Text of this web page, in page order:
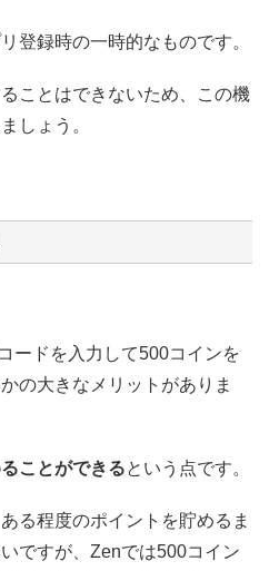
登録時の一時的なものです。
ことはできないため、この機
しょう。
ードを入力して500コインを
の大きなメリットがありま
ことができるという点です。
る程度のポイントを貯めるま
ですが、Zenでは500コイン